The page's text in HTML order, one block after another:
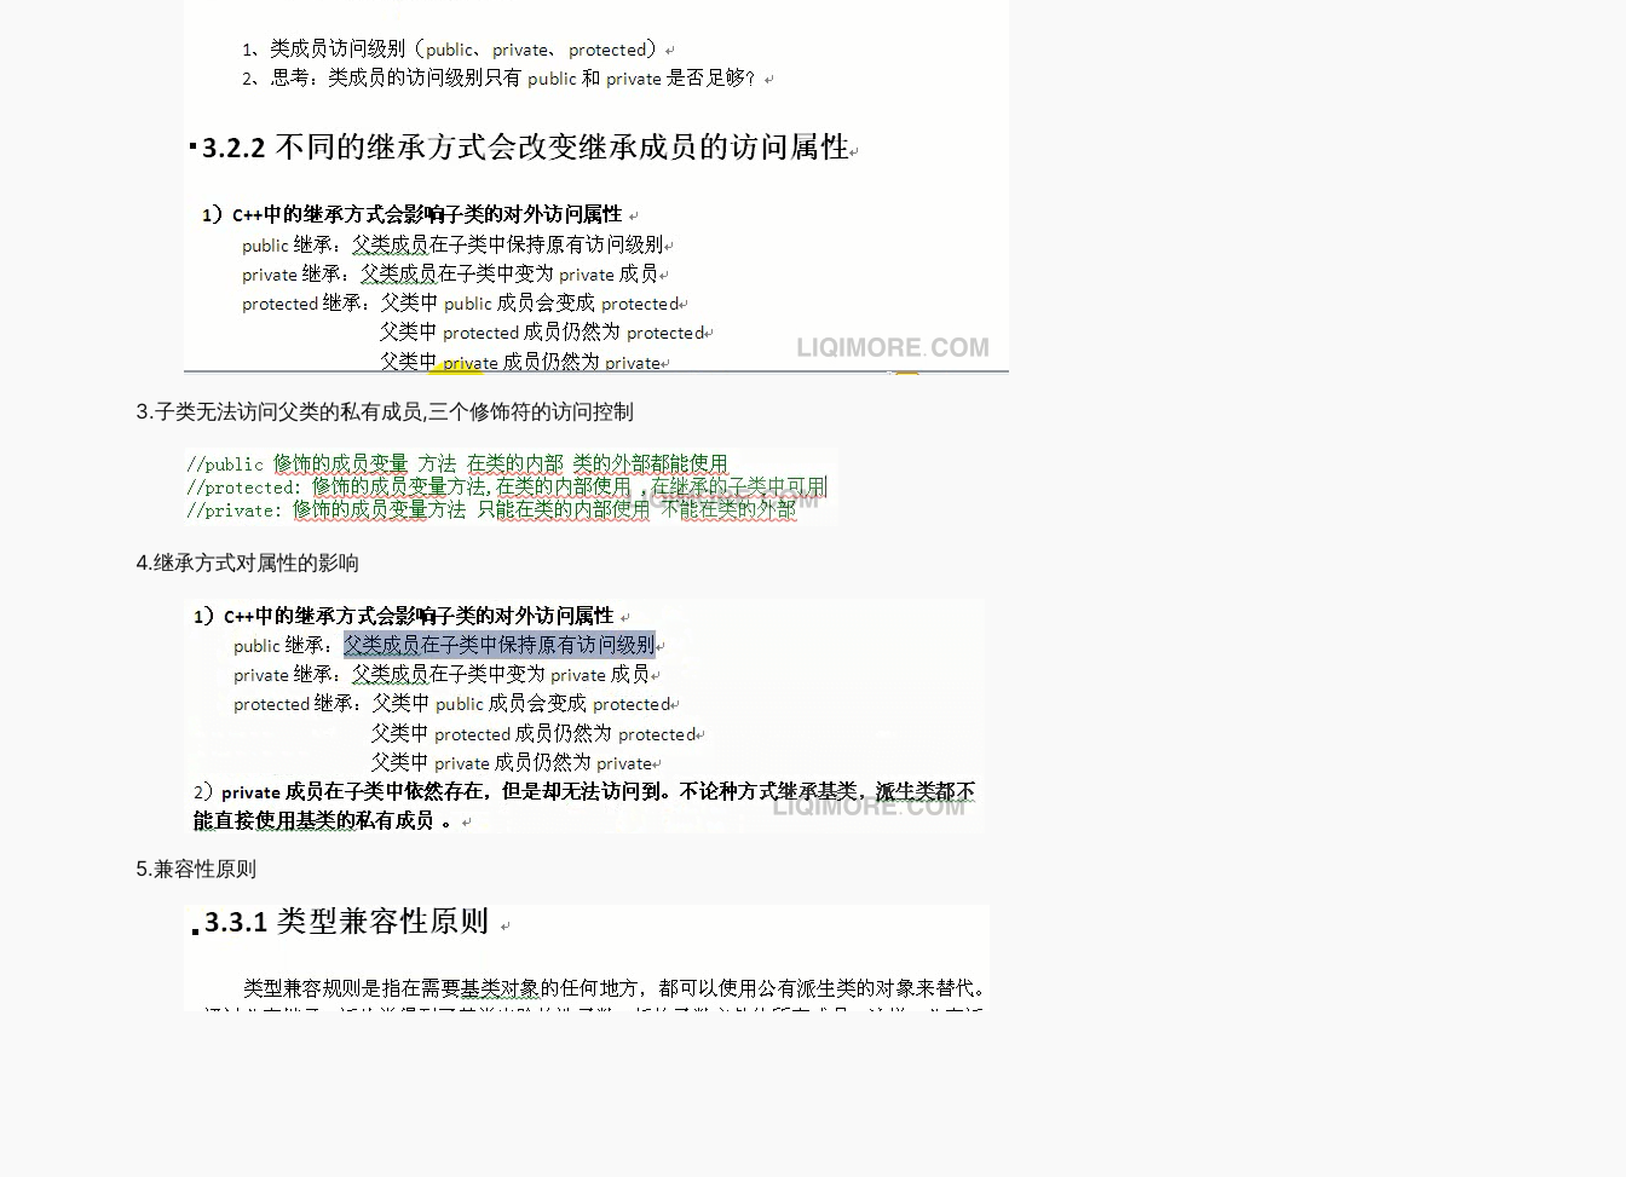
3.子类无法访问父类的私有成员,三个修饰符的访问控制
4.继承方式对属性的影响
5.兼容性原则